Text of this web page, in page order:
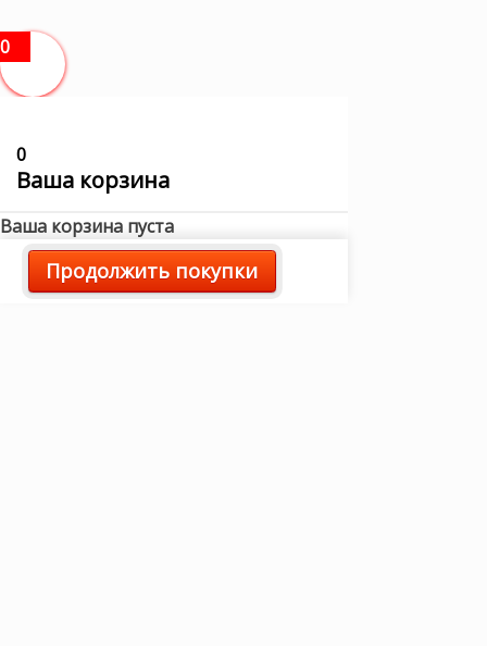
0
0
Ваша корзина
Ваша корзина пуста
Продолжить покупки